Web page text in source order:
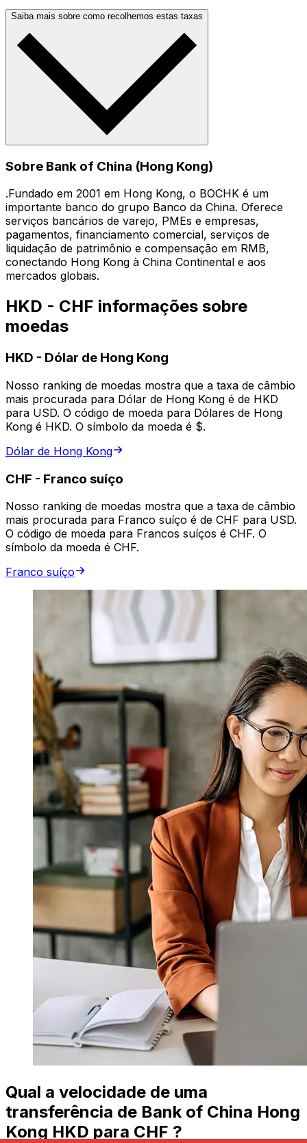
Saiba mais sobre como recolhemos estas taxas
Sobre Bank of China (Hong Kong)
.Fundado em 2001 em Hong Kong, o BOCHK é um
importante banco do grupo Banco da China. Oferece
serviços bancários de varejo, PMEs e empresas,
pagamentos, financiamento comercial, serviços de
liquidação de patrimônio e compensação em RMB,
conectando Hong Kong à China Continental e aos
mercados globais.
HKD - CHF informações sobre
moedas
HKD - Dólar de Hong Kong
Nosso ranking de moedas mostra que a taxa de câmbio
mais procurada para Dólar de Hong Kong é de HKD
para USD. O código de moeda para Dólares de Hong
Kong é HKD. O símbolo da moeda é $.
Dólar de Hong Kong
CHF - Franco suíço
Nosso ranking de moedas mostra que a taxa de câmbio
mais procurada para Franco suíço é de CHF para USD.
O código de moeda para Francos suíços é CHF. O
símbolo da moeda é CHF.
Franco suíço
Qual a velocidade de uma
transferência de Bank of China Hong
Kong HKD para CHF ?